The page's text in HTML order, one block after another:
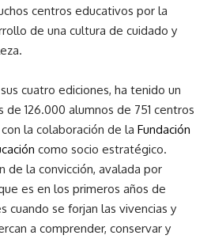
centros educativos por la
de una cultura de cuidado y
cuatro ediciones, ha tenido un
126.000 alumnos de 751 centros
la colaboración de la Fundación
como socio estratégico.
de la convicción, avalada por
es en los primeros años de
cuando se forjan las vivencias y
a comprender, conservar y